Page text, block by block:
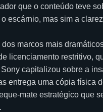
que o conteúdo teve
escárnio, mas sim a
marcos mais
licenciamento restritivo,
capitalizou sobre a
entrega uma cópia física
mate estratégico que